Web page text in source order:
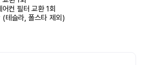
(테슬라, 폴스타 제외)